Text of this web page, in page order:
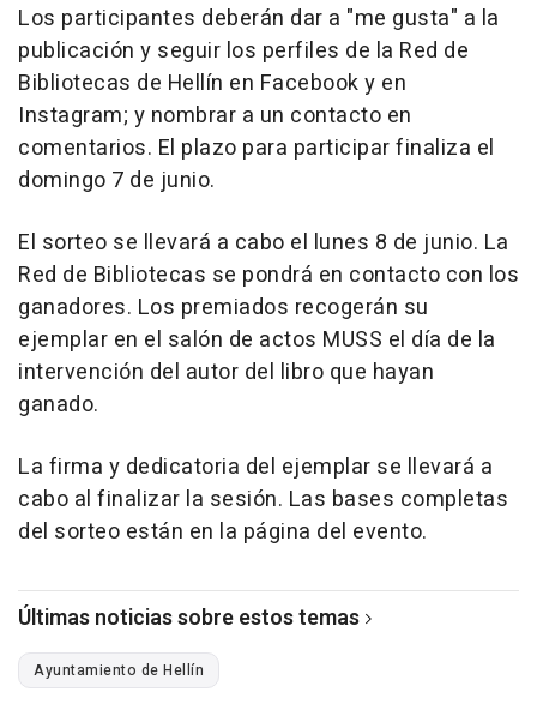
Los participantes deberán dar a "me gusta" a la
publicación y seguir los perfiles de la Red de
Bibliotecas de Hellín en Facebook y en
Instagram; y nombrar a un contacto en
comentarios. El plazo para participar finaliza el
domingo 7 de junio.
El sorteo se llevará a cabo el lunes 8 de junio. La
Red de Bibliotecas se pondrá en contacto con los
ganadores. Los premiados recogerán su
ejemplar en el salón de actos MUSS el día de la
intervención del autor del libro que hayan
ganado.
La firma y dedicatoria del ejemplar se llevará a
cabo al finalizar la sesión. Las bases completas
del sorteo están en la página del evento.
Últimas noticias sobre estos temas
Ayuntamiento de Hellín